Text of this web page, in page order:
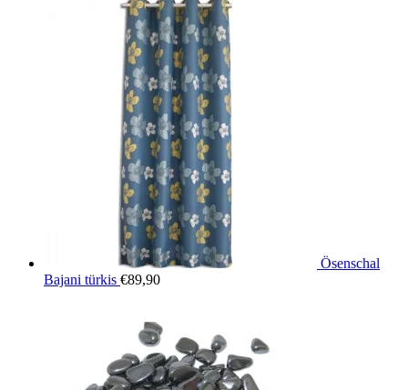
Ösenschal
Bajani türkis €89,90